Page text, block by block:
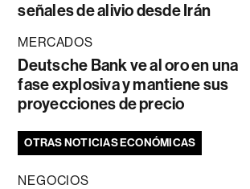
señales de alivio desde Irán
MERCADOS
Deutsche Bank ve al oro en una
fase explosiva y mantiene sus
proyecciones de precio
OTRAS NOTICIAS ECONÓMICAS
NEGOCIOS